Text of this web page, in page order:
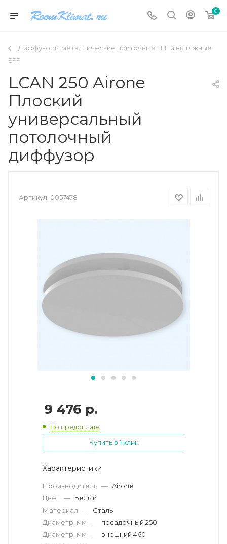
0
Диффузоры металлические приточные TFF и вытяжные
EFF
LCAN 250 Airone
Плоский
универсальный
потолочный
диффузор
Артикул: 0057478
9 476 р.
По предоплате
Купить в 1 клик
Характеристики
Производитель — Airone
Цвет — Белый
Материал — Сталь
Диаметр, мм — посадочный 250
Диаметр, мм — внешний 460